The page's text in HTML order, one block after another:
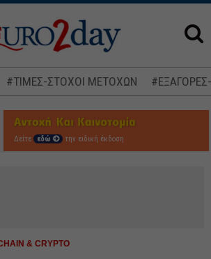
#ΤΙΜΕΣ-ΣΤΟΧΟΙ ΜΕΤΟΧΩΝ
Δείτε εδώ την ειδική έκδοση
& CRYPTO